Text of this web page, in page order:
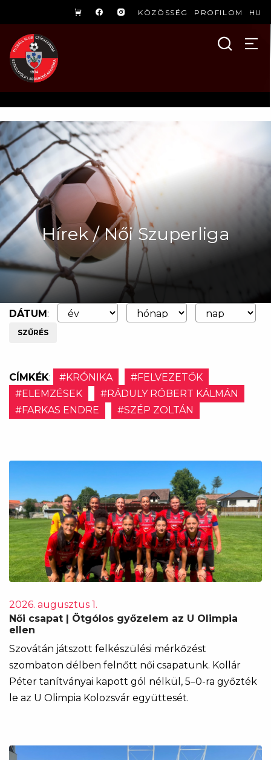
KÖZÖSSÉG PROFILOM HU
Hírek / Női Szuperliga
DÁTUM:
SZŰRÉS
CÍMKÉK: #KRÓNIKA
#FELVEZETŐK
#ELEMZÉSEK
#RÁDULY RÓBERT KÁLMÁN
#FARKAS ENDRE
#SZÉP ZOLTÁN
2026. augusztus 1.
Női csapat | Ötgólos győzelem az U Olimpia
ellen
Szovátán játszott felkészülési mérkőzést
szombaton délben felnőtt női csapatunk. Kollár
Péter tanítványai kapott gól nélkül, 5–0-ra győzték
le az U Olimpia Kolozsvár együttesét.